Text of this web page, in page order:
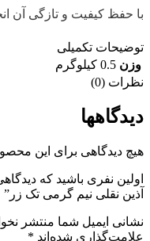
با حفظ کیفیت و تازگی آن
توضیحات تکمیلی
وزن 0.5 کیلوگرم
نظرات (0)
دیدگاهها
هیچ دیدگاهی برای این
اولین نفری باشید که
آذین نقلی نیم گرمی تک زر”
نشانی ایمیل شما منتشر
علامت‌گذاری شده‌اند *